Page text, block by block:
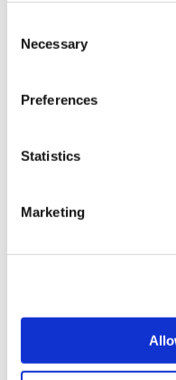
Selection
Necessary
Preferences
Statistics
Marketing
お届け開始日：
ジグソーパズル モンス